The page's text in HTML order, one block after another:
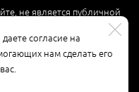
согласие на
нам сделать его
не является публичной
характер и
компании.